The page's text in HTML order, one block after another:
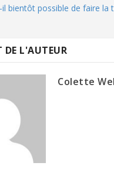
bientôt possible de faire la
DE L'AUTEUR
Colette